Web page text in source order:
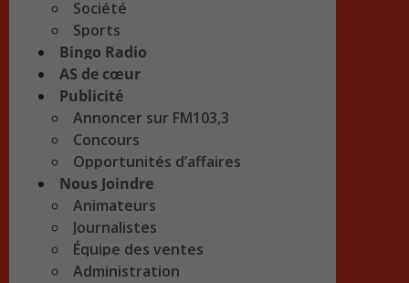
Société
Sports
Bingo Radio
AS de cœur
Publicité
Annoncer sur FM103,3
Concours
Opportunités d’affaires
Nous Joindre
Animateurs
Journalistes
Équipe des ventes
Administration